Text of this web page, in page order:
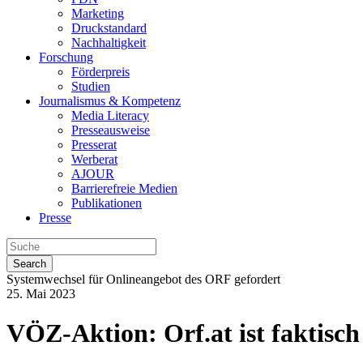
Marketing
Druckstandard
Nachhaltigkeit
Forschung
Förderpreis
Studien
Journalismus & Kompetenz
Media Literacy
Presseausweise
Presserat
Werberat
AJOUR
Barrierefreie Medien
Publikationen
Presse
Search
Systemwechsel für Onlineangebot des ORF gefordert
25. Mai 2023
VÖZ-Aktion: Orf.at ist faktisch